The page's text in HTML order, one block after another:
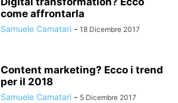
come affrontarla
Samuele Camatari - 18 Dicembre 2017
Content marketing? Ecco i trend
per il 2018
Samuele Camatari - 5 Dicembre 2017